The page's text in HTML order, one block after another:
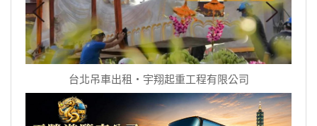
台北吊車出租‧宇翔起重工程有限公司